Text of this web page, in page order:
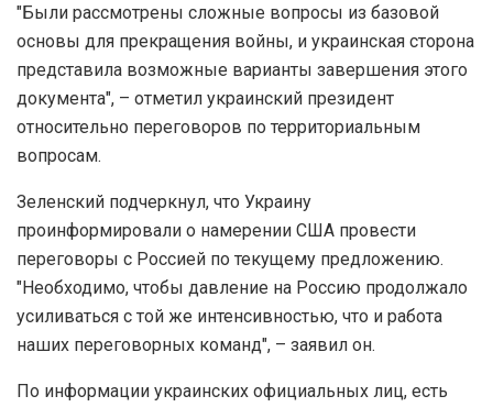
"Были рассмотрены сложные вопросы из базовой
основы для прекращения войны, и украинская сторона
представила возможные варианты завершения этого
документа", – отметил украинский президент
относительно переговоров по территориальным
вопросам.
Зеленский подчеркнул, что Украину
проинформировали о намерении США провести
переговоры с Россией по текущему предложению.
"Необходимо, чтобы давление на Россию продолжало
усиливаться с той же интенсивностью, что и работа
наших переговорных команд", – заявил он.
По информации украинских официальных лиц, есть